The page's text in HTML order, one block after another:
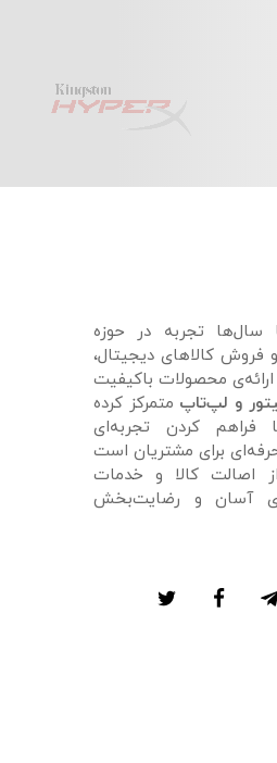
سال‌ها تجربه در حوزه
فروش کالاهای دیجیتال،
ارائه‌ی محصولات باکیفیت
و لپ‌تاپ متمرکز کرده
کردن تجربه‌ای
برای مشتریان است
اصالت کالا و خدمات
آسان و رضایت‌بخش